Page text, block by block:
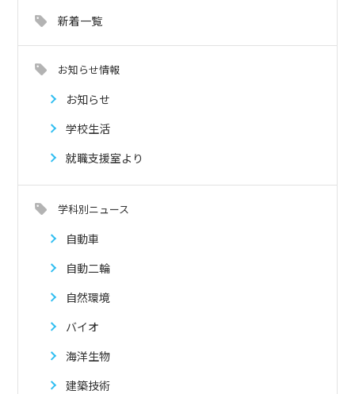
新着一覧
お知らせ情報
お知らせ
学校生活
就職支援室より
学科別ニュース
自動車
自動二輪
自然環境
バイオ
海洋生物
建築技術